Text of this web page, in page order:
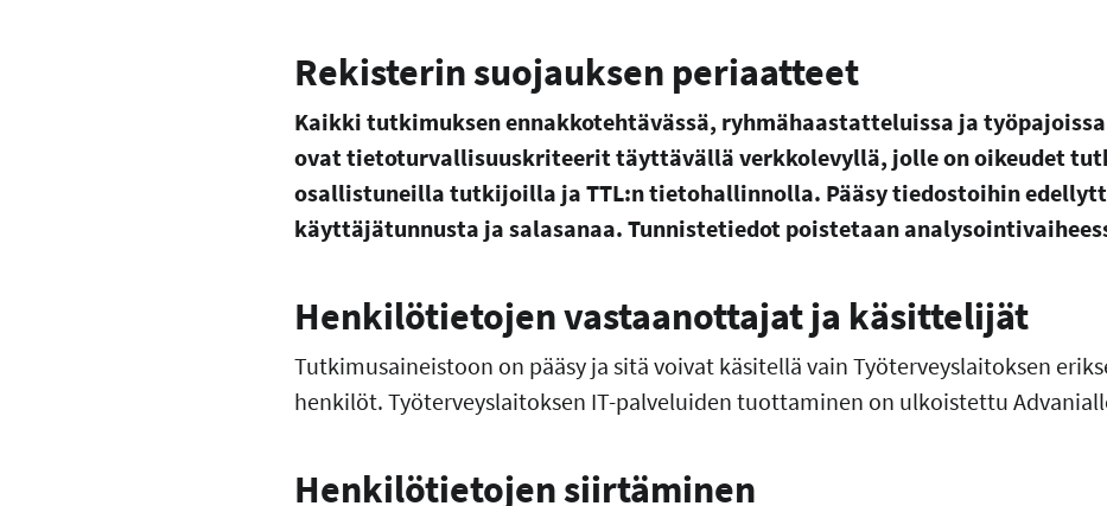
Rekisterin suojauksen periaatteet
Kaikki tutkimuksen ennakkotehtävässä, ryhmähaastatteluissa ja
ovat tietoturvallisuuskriteerit täyttävällä verkkolevyllä, jolle on oikeudet
osallistuneilla tutkijoilla ja TTL:n tietohallinnolla. Pääsy tiedostoihin
käyttäjätunnusta ja salasanaa. Tunnistetiedot poistetaan
Henkilötietojen vastaanottajat ja käsittelijät
Tutkimusaineistoon on pääsy ja sitä voivat käsitellä vain Työterveyslaitoksen
henkilöt. Työterveyslaitoksen IT-palveluiden tuottaminen on ulkoistettu
Henkilötietojen siirtäminen